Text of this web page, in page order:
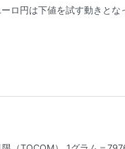
ロ円は下値を試す動きと